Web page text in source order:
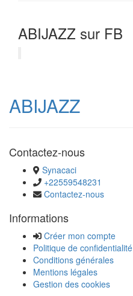
ABIJAZZ sur FB
ABIJAZZ
Contactez-nous
Synacaci
+22559548231
Contactez-nous
Informations
Créer mon compte
Politique de confidentialité
Conditions générales
Mentions légales
Gestion des cookies